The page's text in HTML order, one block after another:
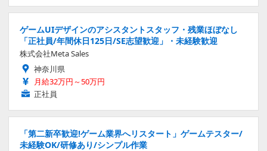
ゲームUIデザインのアシスタントスタッフ・残業ほぼなし
「正社員/年間休日125日/SE志望歓迎」・未経験歓迎
株式会社Meta Sales
神奈川県
月給32万円～50万円
正社員
「第二新卒歓迎!ゲーム業界へリスタート」ゲームテスター/
未経験OK/研修あり/シンプル作業